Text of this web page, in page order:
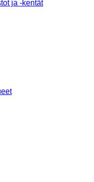
ja -kentät